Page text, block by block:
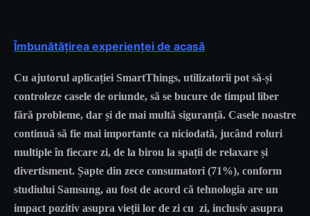
Îmbunătățirea experienței de acasă
Cu ajutorul aplicației SmartThings, utilizatorii pot să-și
controleze casele de oriunde, să se bucure de timpul liber
fără probleme, dar și de mai multă siguranță. Casele noastre
continuă să fie mai importante ca niciodată, jucând roluri
multiple în fiecare zi, de la birou la spații de relaxare și
divertisment. Șapte din zece consumatori (71%), conform
studiului Samsung, au fost de acord că tehnologia are un
impact pozitiv asupra vieții lor de zi cu zi, inclusiv asupra